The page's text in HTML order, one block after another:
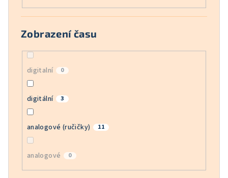
Zobrazení času
digitalní 0
digitální 3
analogové (ručičky) 11
analogové 0